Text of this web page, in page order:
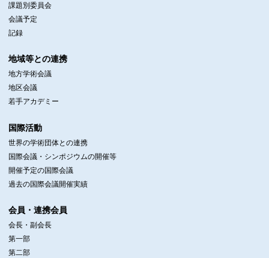
課題別委員会
会議予定
記録
地域等との連携
地方学術会議
地区会議
若手アカデミー
国際活動
世界の学術団体との連携
国際会議・シンポジウムの開催等
開催予定の国際会議
過去の国際会議開催実績
会員・連携会員
会長・副会長
第一部
第二部